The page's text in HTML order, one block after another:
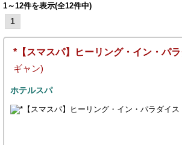
1～12件を表示(全12件中)
1
*【スマスパ】ヒーリング・イン・パ
ギャン)
ホテルスパ